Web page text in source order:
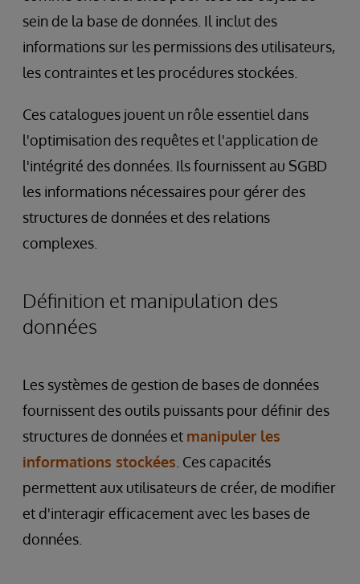
sein de la base de données. Il inclut des
informations sur les permissions des utilisateurs,
les contraintes et les procédures stockées.
Ces catalogues jouent un rôle essentiel dans
l'optimisation des requêtes et l'application de
l'intégrité des données. Ils fournissent au SGBD
les informations nécessaires pour gérer des
structures de données et des relations
complexes.
Définition et manipulation des
données
Les systèmes de gestion de bases de données
fournissent des outils puissants pour définir des
structures de données et manipuler les
informations stockées . Ces capacités
permettent aux utilisateurs de créer, de modifier
et d'interagir efficacement avec les bases de
données.